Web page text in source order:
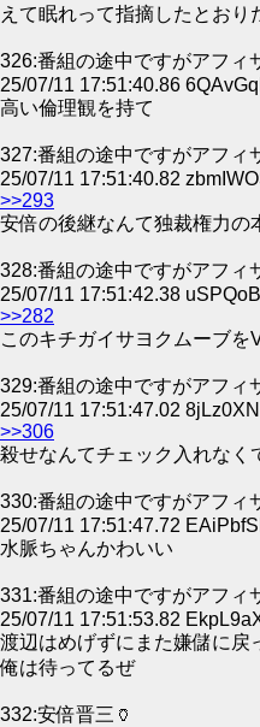
えて眠れって指摘したとおり
326:番組の途中ですがアフィ
25/07/11 17:51:40.86
高い倫理観を持て
327:番組の途中ですがアフィ
25/07/11 17:51:40.82
>>293
安倍の後継なんて独裁権力の
328:番組の途中ですがアフィ
25/07/11 17:51:42.38
>>282
このキチガイサヨクムーブ
329:番組の途中ですがアフィ
25/07/11 17:51:47.02
>>306
殺せなんてチェック入れなく
330:番組の途中ですがアフィ
25/07/11 17:51:47.72
水脈ちゃんかわいい
331:番組の途中ですがアフィ
25/07/11 17:51:53.82
渡辺はめげずにまた嫌儲に戻
俺は待ってるぜ
332:安倍晋三🏺